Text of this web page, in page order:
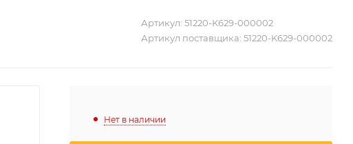
Артикул: 51220-K629-000002
Артикул поставщика: 51220-K629-000002
Нет в наличии